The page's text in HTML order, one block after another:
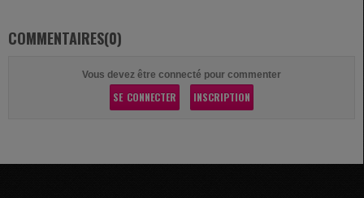
COMMENTAIRES(0)
Vous devez être connecté pour commenter
SE CONNECTER INSCRIPTION